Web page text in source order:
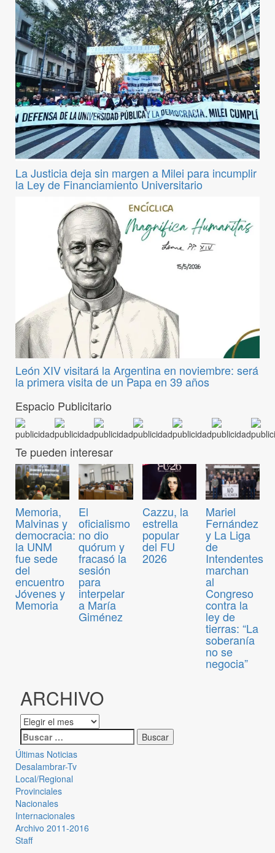
La Justicia deja sin margen a Milei para incumplir
la Ley de Financiamiento Universitario
León XIV visitará la Argentina en noviembre: será
la primera visita de un Papa en 39 años
Espacio Publicitario
Te pueden interesar
Memoria,
Malvinas y
democracia:
la UNM
fue sede
del
encuentro
Jóvenes y
Memoria
El
oficialismo
no dio
quórum y
fracasó la
sesión
para
interpelar
a María
Giménez
Cazzu, la
estrella
popular
del FU
2026
Mariel
Fernández
y La Liga
de
Intendentes
marchan
al
Congreso
contra la
ley de
tierras: “La
soberanía
no se
negocia”
ARCHIVO
Últimas Noticias
Desalambrar-Tv
Local/Regional
Provinciales
Nacionales
Internacionales
Archivo 2011-2016
Staff